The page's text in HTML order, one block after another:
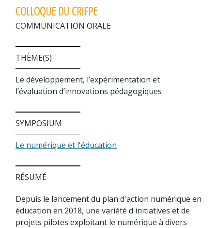
COLLOQUE DU CRIFPE
COMMUNICATION ORALE
THÈME(S)
Le développement, l’expérimentation et
l’évaluation d’innovations pédagogiques
SYMPOSIUM
Le numérique et l'éducation
RÉSUMÉ
Depuis le lancement du plan d'action numérique en
éducation en 2018, une variété d'initiatives et de
projets pilotes exploitant le numérique à divers